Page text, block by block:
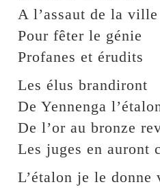
A l’assaut de la ville
Pour fêter le génie
Profanes et érudits
Les élus brandiront
De Yennenga
De l’or au bronze
Les juges en auront
L’étalon je le donne